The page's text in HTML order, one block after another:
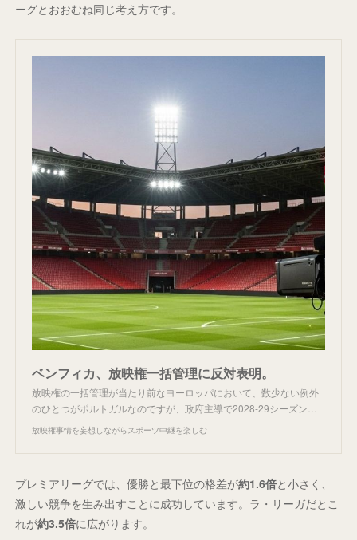
ーグとおおむね同じ考え方です。
ベンフィカ、放映権一括管理に反対表明。
放映権の一括管理が当たり前なヨーロッパにおいて、数少ない例外
のひとつがポルトガルなのですが、政府主導で2028-29シーズン…
放映権事情を妄想しながらスポーツ中継を楽しむ
プレミアリーグでは、優勝と最下位の格差が約1.6倍と小さく、
激しい競争を生み出すことに成功しています。ラ・リーガだとこ
れが約3.5倍に広がります。